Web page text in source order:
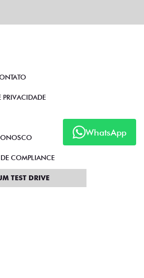
WhatsApp
PRIVACIDADE
COMPLIANCE
TEST DRIVE